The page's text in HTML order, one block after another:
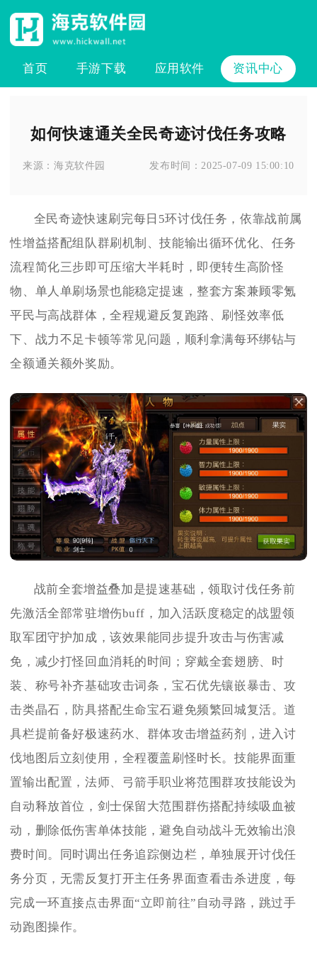
首页 手游下载 应用软件 资讯中心
如何快速通关全民奇迹讨伐任务攻略
来源：海克软件园 发布时间：2025-07-09 15:00:10
全民奇迹快速刷完每日5环讨伐任务，依靠战前属
性增益搭配组队群刷机制、技能输出循环优化、任务
流程简化三步即可压缩大半耗时，即便转生高阶怪
物、单人单刷场景也能稳定提速，整套方案兼顾零氪
平民与高战群体，全程规避反复跑路、刷怪效率低
下、战力不足卡顿等常见问题，顺利拿满每环绑钻与
全额通关额外奖励。
战前全套增益叠加是提速基础，领取讨伐任务前
先激活全部常驻增伤buff，加入活跃度稳定的战盟领
取军团守护加成，该效果能同步提升攻击与伤害减
免，减少打怪回血消耗的时间；穿戴全套翅膀、时
装、称号补齐基础攻击词条，宝石优先镶嵌暴击、攻
击类晶石，防具搭配生命宝石避免频繁回城复活。道
具栏提前备好极速药水、群体攻击增益药剂，进入讨
伐地图后立刻使用，全程覆盖刷怪时长。技能界面重
置输出配置，法师、弓箭手职业将范围群攻技能设为
自动释放首位，剑士保留大范围群伤搭配持续吸血被
动，删除低伤害单体技能，避免自动战斗无效输出浪
费时间。同时调出任务追踪侧边栏，单独展开讨伐任
务分页，无需反复打开主任务界面查看击杀进度，每
完成一环直接点击界面“立即前往”自动寻路，跳过手
动跑图操作。